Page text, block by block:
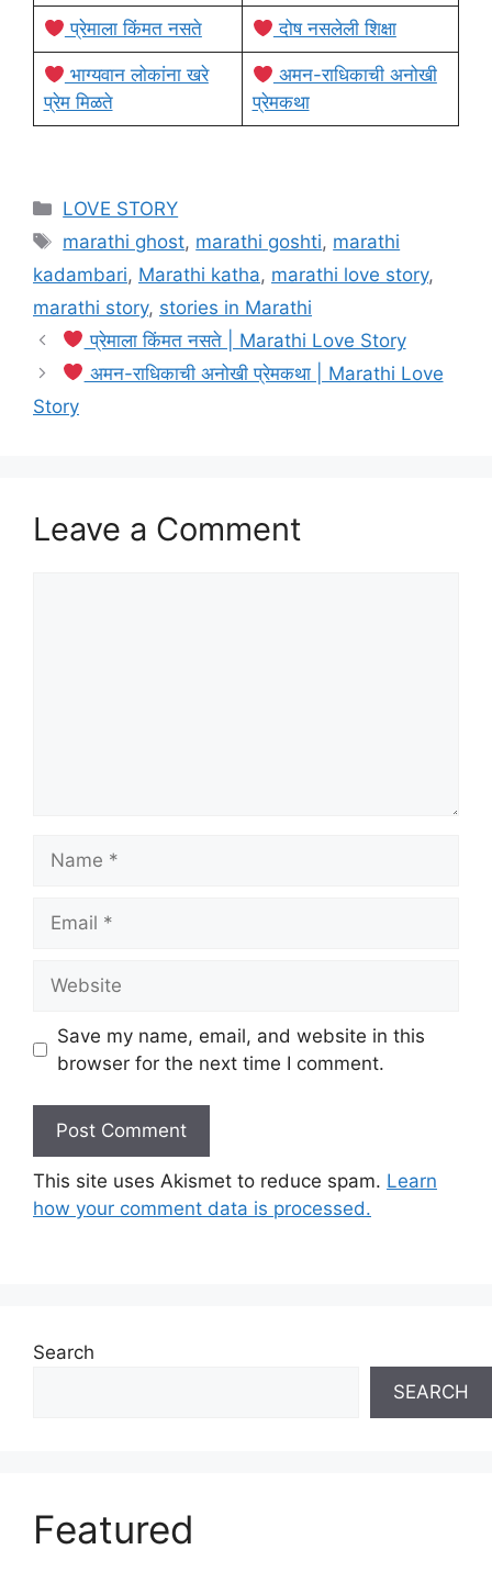
प्रेमाला किंमत नसते दोष नसलेली शिक्षा
भाग्यवान लोकांना खरे
प्रेम मिळते
अमन-राधिकाची अनोखी
प्रेमकथा
Categories
LOVE STORY
Tags
marathi ghost, marathi goshti, marathi
kadambari, Marathi katha, marathi love story,
marathi story, stories in Marathi
प्रेमाला किंमत नसते | Marathi Love Story
अमन-राधिकाची अनोखी प्रेमकथा | Marathi Love
Story
Leave a Comment
Save my name, email, and website in this
browser for the next time I comment.
This site uses Akismet to reduce spam. Learn
how your comment data is processed.
Search
SEARCH
Featured